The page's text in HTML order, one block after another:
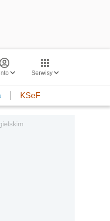
Serwisy
KSeF